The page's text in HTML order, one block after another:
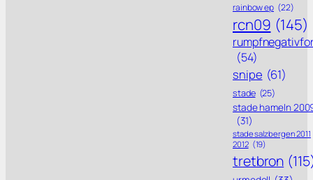
rainbow ep (22)
rcn09 (145)
(54)
snipe (61)
stade (25)
stade hameln
(31)
stade salzbergen 2011
2012 (19)
tretbron